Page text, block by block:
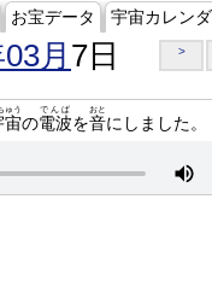
お宝データ 宇宙カレン
月 7日 >
宙
ゅう
の電波
でんぱ
を音
おと
にしました。